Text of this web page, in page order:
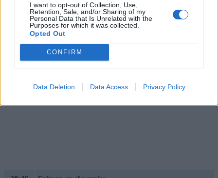
I want to opt-out of Collection, Use,
Retention, Sale, and/or Sharing of my
Personal Data that Is Unrelated with the
Purposes for which it was collected.
Opted Out
CONFIRM
Data Deletion Data Access Privacy Policy